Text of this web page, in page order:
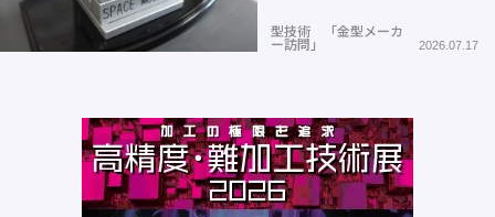
型技術 「金型メーカ
ー訪問」
2026.07.17